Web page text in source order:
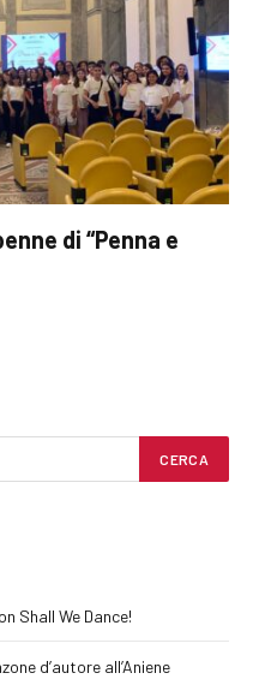
di “Penna e
Shall We Dance!
d’autore all’Aniene